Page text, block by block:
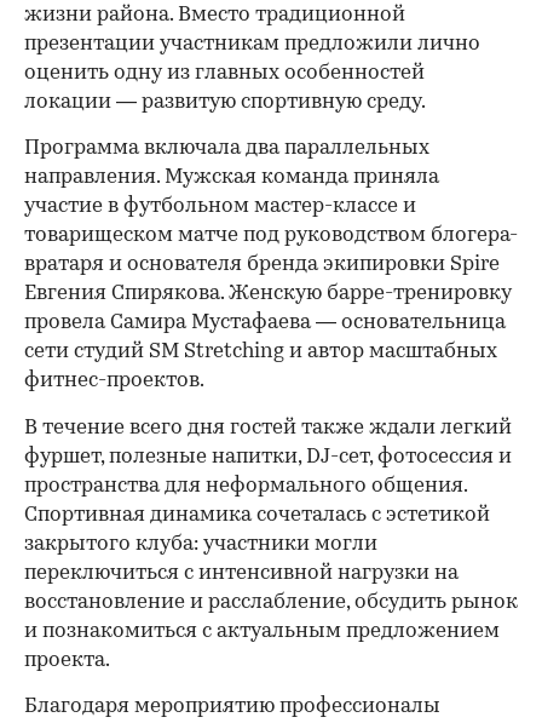
жизни района. Вместо традиционной
презентации участникам предложили лично
оценить одну из главных особенностей
локации — развитую спортивную среду.
Программа включала два параллельных
направления. Мужская команда приняла
участие в футбольном мастер-классе и
товарищеском матче под руководством блогера-
вратаря и основателя бренда экипировки Spire
Евгения Спирякова. Женскую барре-тренировку
провела Самира Мустафаева — основательница
сети студий SM Stretching и автор масштабных
фитнес-проектов.
В течение всего дня гостей также ждали легкий
фуршет, полезные напитки, DJ-сет, фотосессия и
пространства для неформального общения.
Спортивная динамика сочеталась с эстетикой
закрытого клуба: участники могли
переключиться с интенсивной нагрузки на
восстановление и расслабление, обсудить рынок
и познакомиться с актуальным предложением
проекта.
Благодаря мероприятию профессионалы